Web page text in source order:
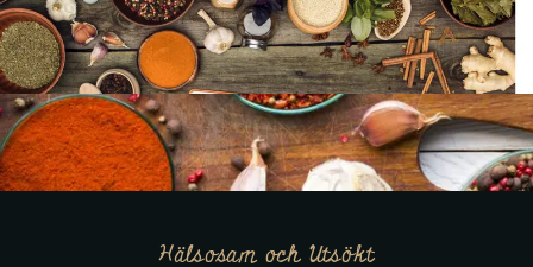
Hälsosam och Utsökt